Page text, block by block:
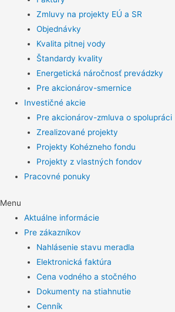
Zmluvy na projekty EÚ a SR
Objednávky
Kvalita pitnej vody
Štandardy kvality
Energetická náročnosť prevádzky
Pre akcionárov-smernice
Investičné akcie
Pre akcionárov-zmluva o spolupráci
Zrealizované projekty
Projekty Kohézneho fondu
Projekty z vlastných fondov
Pracovné ponuky
Menu
Aktuálne informácie
Pre zákazníkov
Nahlásenie stavu meradla
Elektronická faktúra
Cena vodného a stočného
Dokumenty na stiahnutie
Cenník